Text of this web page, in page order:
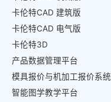
卡伦特CAD 建筑版
卡伦特CAD 电气版
卡伦特3D
产品数据管理平台
模具报价与机加工报价系统
智能图学教学平台